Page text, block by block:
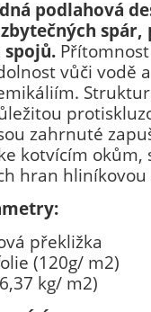
podlahová
spár,
vůči vodě
zahrnuté
kotvícím okům,
hran hliníkovou
překližka
(120g/ m2)
kg/ m2)